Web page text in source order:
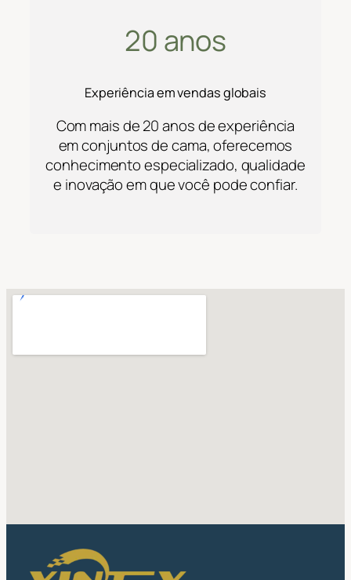
20 anos
Experiência em vendas globais
Com mais de 20 anos de experiência
em conjuntos de cama, oferecemos
conhecimento especializado, qualidade
e inovação em que você pode confiar.